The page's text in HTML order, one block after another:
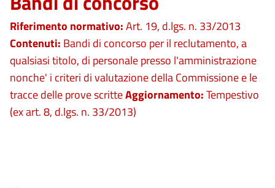
Riferimento normativo:Art. 19, d.lgs. n. 33/2013
Contenuti: Bandi di concorso per il reclutamento, a
qualsiasi titolo, di personale presso l'amministrazione
nonche' i criteri di valutazione della Commissione e le
tracce delle prove scritteAggiornamento:Tempestivo
(ex art. 8, d.lgs. n. 33/2013)